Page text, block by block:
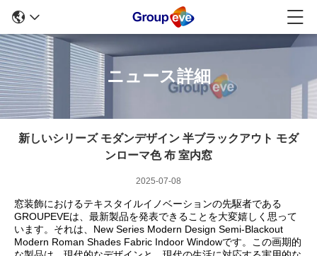
ニュース詳細
新しいシリーズ モダンデザイン 半ブラックアウト モダ
ンローマ色 布 室内窓
2025-07-08
窓装飾におけるテキスタイルイノベーションの先駆者である
GROUPEVEは、最新製品を発表できることを大変嬉しく思って
います。それは、New Series Modern Design Semi-Blackout
Modern Roman Shades Fabric Indoor Windowです。この画期的